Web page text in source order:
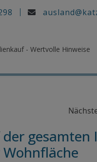
- Wertvolle Hinweise
gesamten